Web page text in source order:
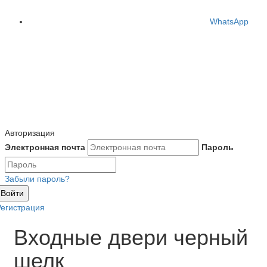
WhatsApp
Авторизация
Электронная почта
Пароль
Забыли пароль?
Войти
Входные двери черный
шелк